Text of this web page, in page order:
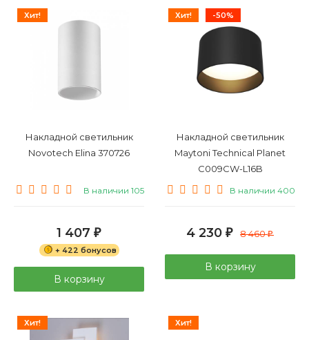
Хит!
Накладной светильник
Novotech Elina 370726
В наличии 105
1 407 ₽
+ 422 бонусов
В корзину
Хит! -50%
Накладной светильник
Maytoni Technical Planet
C009CW-L16B
В наличии 400
4 230 ₽ 8 460₽
В корзину
Хит! Хит!